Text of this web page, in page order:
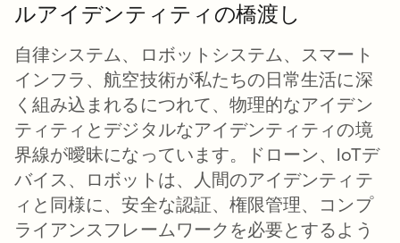
ルアイデンティティの橋渡し
自律システム、ロボットシステム、スマート
インフラ、航空技術が私たちの日常生活に深
く組み込まれるにつれて、物理的なアイデン
ティティとデジタルなアイデンティティの境
界線が曖昧になっています。ドローン、IoTデ
バイス、ロボットは、人間のアイデンティテ
ィと同様に、安全な認証、権限管理、コンプ
ライアンスフレームワークを必要とするよう